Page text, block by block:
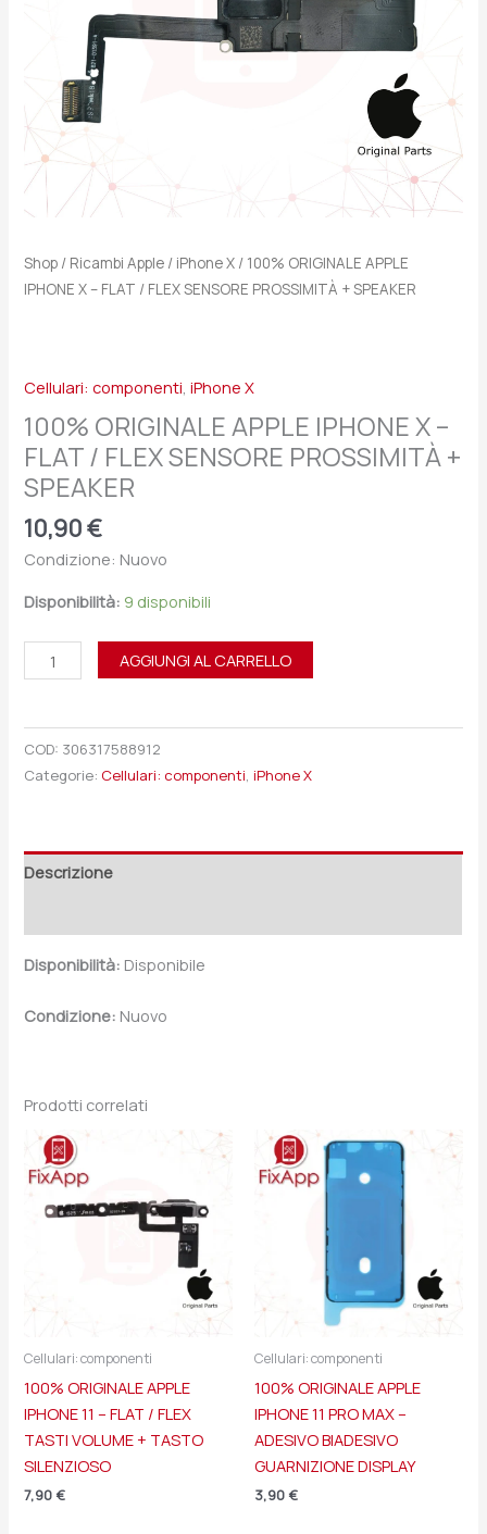
Shop / Ricambi Apple / iPhone X / 100% ORIGINALE APPLE
IPHONE X – FLAT / FLEX SENSORE PROSSIMITÀ + SPEAKER
Cellulari: componenti,iPhone X
100% ORIGINALE APPLE IPHONE X –
FLAT / FLEX SENSORE PROSSIMITÀ +
SPEAKER
10,90€
Condizione: Nuovo
Disponibilità: 9 disponibili
SENSORE
PROSSIMITÀ
SPEAKER
quantità
AGGIUNGI AL CARRELLO
COD: 306317588912
Categorie: Cellulari: componenti,iPhone X
Descrizione
Disponibilità: Disponibile
Condizione: Nuovo
Prodotti correlati
Cellulari: componenti
100% ORIGINALE APPLE
IPHONE 11 – FLAT / FLEX
TASTI VOLUME + TASTO
SILENZIOSO
7,90 €
Cellulari: componenti
100% ORIGINALE APPLE
IPHONE 11 PRO MAX –
ADESIVO BIADESIVO
GUARNIZIONE DISPLAY
3,90 €